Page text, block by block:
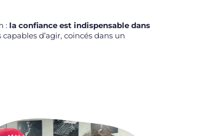
: la confiance est indispensable dans
d’agir, coincés dans un